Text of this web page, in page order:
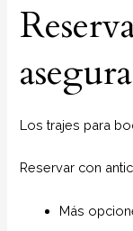
Los trajes para
Reservar con
Más